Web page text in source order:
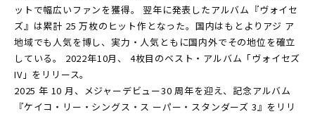
ットで幅広いファンを獲得。 翌年に発表したアルバム『ヴォイセ
ズ』は累計 25 万枚のヒット作となった。国内はもとよりアジ ア
地域でも人気を博し、実力・人気ともに国内外でその地位を確立
している。 2022年10月、 4枚目のベスト・アルバム「ヴォイセズ
IV」をリリース。
2025 年 10 月、メジャーデビュー30 周年を迎え、記念アルバム
『ケイコ・リー・シングス・ス ーパー・スタンダーズ 3』をリリ